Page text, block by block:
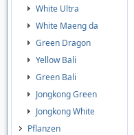
White Ultra
White Maeng da
Green Dragon
Yellow Bali
Green Bali
Jongkong Green
Jongkong White
Pflanzen